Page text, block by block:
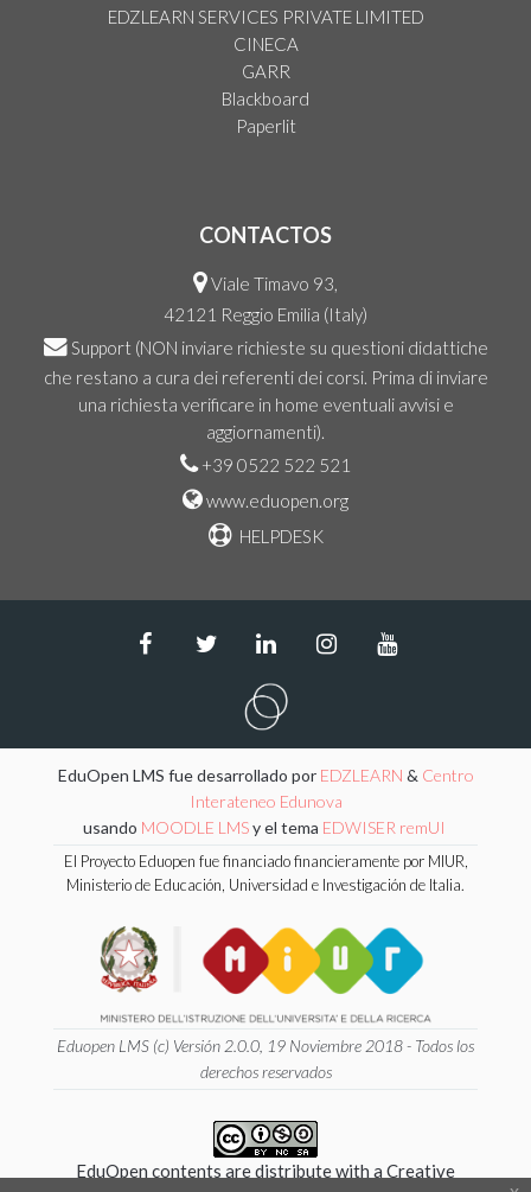
EDZLEARN SERVICES PRIVATE LIMITED
CINECA
GARR
Blackboard
Paperlit
CONTACTOS
Viale Timavo 93,
42121 Reggio Emilia (Italy)
Support (NON inviare richieste su questioni didattiche
che restano a cura dei referenti dei corsi. Prima di inviare
una richiesta verificare in home eventuali avvisi e
aggiornamenti).
+39 0522 522 521
www.eduopen.org
HELPDESK
EduOpen LMS fue desarrollado por EDZLEARN & Centro
Interateneo Edunova
usando MOODLE LMSy el tema EDWISER remUI
El Proyecto Eduopen fue financiado financieramente por MIUR,
Ministerio de Educación, Universidad e Investigación de Italia.
Eduopen LMS (c) Versión 2.0.0, 19 Noviembre 2018 - Todos los
derechos reservados
EduOpen contents are distribute with a Creative